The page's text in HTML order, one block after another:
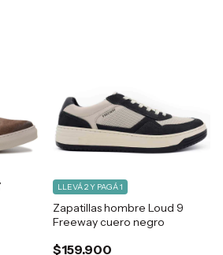
Zapatillas hombre Loud 9
Freeway cuero negro
$159.900
LLEVÁ 2 Y PAGÁ 1